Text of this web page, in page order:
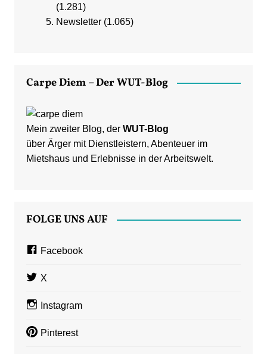
(1.281)
Newsletter (1.065)
Carpe Diem – Der WUT-Blog
Mein zweiter Blog, der WUT-Blog
über Ärger mit Dienstleistern, Abenteuer im
Mietshaus und Erlebnisse in der Arbeitswelt.
FOLGE UNS AUF
Facebook
X
Instagram
Pinterest